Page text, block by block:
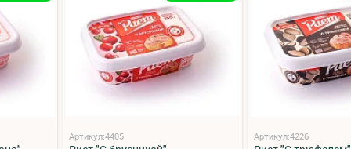
Артикул:4405 Артикул:4226